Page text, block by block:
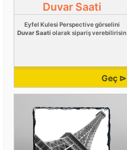
Duvar Saati
Eyfel Kulesi Perspective görselini
Duvar Saati olarak sipariş verebilirisin
Geç ⊳